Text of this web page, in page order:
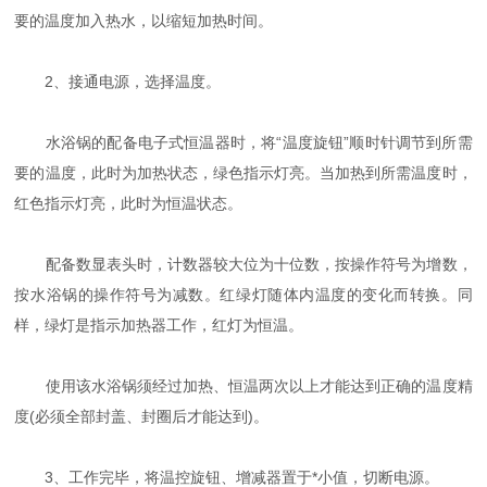
要的温度加入热水，以缩短加热时间。
2、接通电源，选择温度。
水浴锅的配备电子式恒温器时，将“温度旋钮”顺时针调节到所需
要的温度，此时为加热状态，绿色指示灯亮。当加热到所需温度时，
红色指示灯亮，此时为恒温状态。
配备数显表头时，计数器较大位为十位数，按操作符号为增数，
按水浴锅的操作符号为减数。红绿灯随体内温度的变化而转换。同
样，绿灯是指示加热器工作，红灯为恒温。
使用该水浴锅须经过加热、恒温两次以上才能达到正确的温度精
度(必须全部封盖、封圈后才能达到)。
3、工作完毕，将温控旋钮、增减器置于*小值，切断电源。